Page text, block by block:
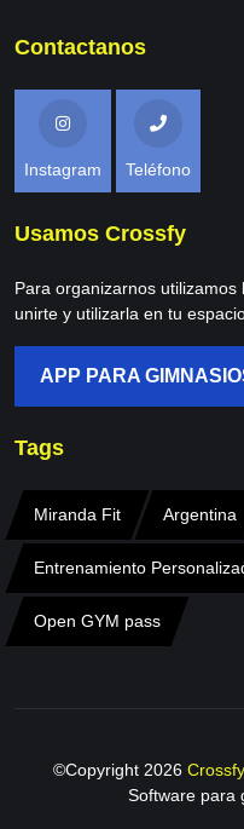
Contactanos
Instagram Teléfono
Usamos Crossfy
Para organizarnos
unirte y utilizarla en tu
APP PARA
Tags
Miranda Fit Argentina
Entrenamiento
Open GYM pass
©Copyright 2026 Crossfy
Software para